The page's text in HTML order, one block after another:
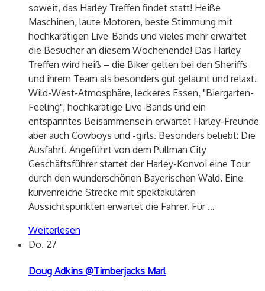
soweit, das Harley Treffen findet statt! Heiße
Maschinen, laute Motoren, beste Stimmung mit
hochkarätigen Live-Bands und vieles mehr erwartet
die Besucher an diesem Wochenende! Das Harley
Treffen wird heiß – die Biker gelten bei den Sheriffs
und ihrem Team als besonders gut gelaunt und relaxt.
Wild-West-Atmosphäre, leckeres Essen, "Biergarten-
Feeling", hochkarätige Live-Bands und ein
entspanntes Beisammensein erwartet Harley-Freunde
aber auch Cowboys und -girls. Besonders beliebt: Die
Ausfahrt. Angeführt von dem Pullman City
Geschäftsführer startet der Harley-Konvoi eine Tour
durch den wunderschönen Bayerischen Wald. Eine
kurvenreiche Strecke mit spektakulären
Aussichtspunkten erwartet die Fahrer. Für…
Weiterlesen
Do. 27
Doug Adkins @Timberjacks Marl